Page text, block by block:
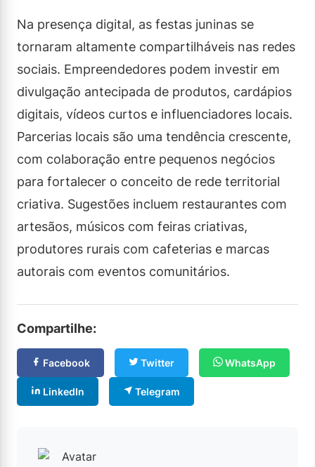
Na presença digital, as festas juninas se
tornaram altamente compartilháveis nas redes
sociais. Empreendedores podem investir em
divulgação antecipada de produtos, cardápios
digitais, vídeos curtos e influenciadores locais.
Parcerias locais são uma tendência crescente,
com colaboração entre pequenos negócios
para fortalecer o conceito de rede territorial
criativa. Sugestões incluem restaurantes com
artesãos, músicos com feiras criativas,
produtores rurais com cafeterias e marcas
autorais com eventos comunitários.
Compartilhe:
Facebook Twitter WhatsApp
LinkedIn Telegram